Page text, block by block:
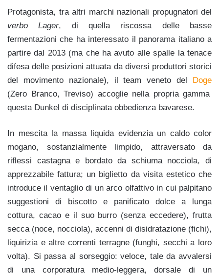
Protagonista, tra altri marchi nazionali propugnatori del
verbo Lager, di quella riscossa delle basse
fermentazioni che ha interessato il panorama italiano a
partire dal 2013 (ma che ha avuto alle spalle la tenace
difesa delle posizioni attuata da diversi produttori storici
del movimento nazionale), il team veneto del Doge
(Zero Branco, Treviso) accoglie nella propria gamma
questa Dunkel di disciplinata obbedienza bavarese.
In mescita la massa liquida evidenzia un caldo color
mogano, sostanzialmente limpido, attraversato da
riflessi castagna e bordato da schiuma nocciola, di
apprezzabile fattura; un biglietto da visita estetico che
introduce il ventaglio di un arco olfattivo in cui palpitano
suggestioni di biscotto e panificato dolce a lunga
cottura, cacao e il suo burro (senza eccedere), frutta
secca (noce, nocciola), accenni di disidratazione (fichi),
liquirizia e altre correnti terragne (funghi, secchi a loro
volta). Si passa al sorseggio: veloce, tale da avvalersi
di una corporatura medio-leggera, dorsale di un